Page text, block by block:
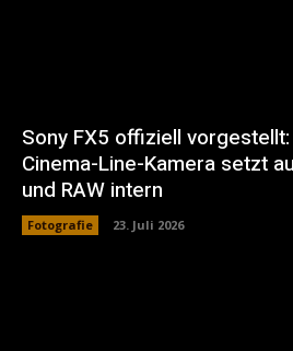
Sony FX5 offiziell
Cinema-Line-Kamera setzt
und RAW intern
Fotografie 23. Juli 2026